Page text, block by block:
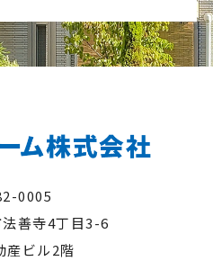
0005
善寺4丁目3-6
産ビル2階